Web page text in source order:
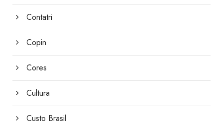
Contatri
Copin
Cores
Cultura
Custo Brasil